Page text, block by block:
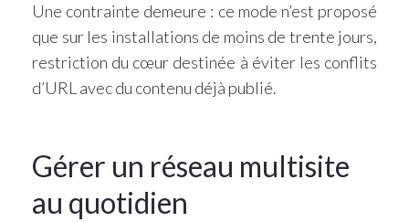
Une contrainte demeure : ce mode n’est proposé
que sur les installations de moins de trente jours,
restriction du cœur destinée à éviter les conflits
d’URL avec du contenu déjà publié.
Gérer un réseau multisite
au quotidien